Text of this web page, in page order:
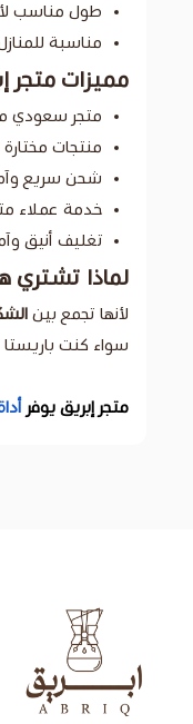
طول مناسب
مناسبة
مميزات متجر
متجر سعودي
منتجات مختارة
شحن سريع
خدمة عملاء
تغليف أنيق
لماذا تشتري
لأنها تجمع بين
سواء كنت باريستا
متجر إبريق يوفر